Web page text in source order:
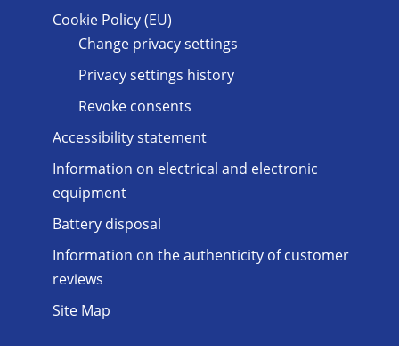
Cookie Policy (EU)
Change privacy settings
Privacy settings history
Revoke consents
Accessibility statement
Information on electrical and electronic
equipment
Battery disposal
Information on the authenticity of customer
reviews
Site Map